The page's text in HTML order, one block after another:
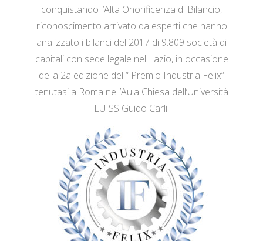
conquistando l’Alta Onorificenza di Bilancio,
riconoscimento arrivato da esperti che hanno
analizzato i bilanci del 2017 di 9.809 società di
capitali con sede legale nel Lazio, in occasione
della 2a edizione del “ Premio Industria Felix”
tenutasi a Roma nell’Aula Chiesa dell’Università
LUISS Guido Carli.